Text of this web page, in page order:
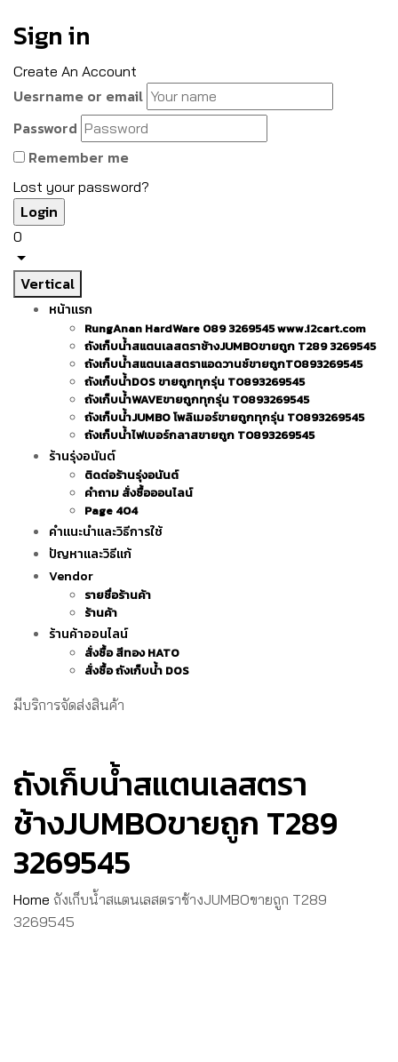
Sign in
Create An Account
Uesrname or email
Password
Remember me
Lost your password?
0
Vertical
หน้าแรก
RungAnan HardWare 089 3269545 www.i2cart.com
ถังเก็บน้ำสแตนเลสตราช้างJUMBOขายถูก T289 3269545
ถังเก็บน้ำสแตนเลสตราแอดวานซ์ขายถูกT0893269545
ถังเก็บน้ำDOS ขายถูกทุกรุ่น T0893269545
ถังเก็บน้ำWAVEขายถูกทุกรุ่น T0893269545
ถังเก็บน้ำJUMBO โพลิเมอร์ขายถูกทุกรุ่น T0893269545
ถังเก็บน้ำไฟเบอร์กลาสขายถูก T0893269545
ร้านรุ่งอนันต์
ติดต่อร้านรุ่งอนันต์
คำถาม สั่งซื้อออนไลน์
Page 404
คำแนะนำและวิธีการใช้
ปัญหาและวิธีแก้
Vendor
รายชื่อร้านค้า
ร้านค้า
ร้านค้าออนไลน์
สั่งซื้อ สีทอง HATO
สั่งซื้อ ถังเก็บน้ำ DOS
มีบริการจัดส่งสินค้า
ถังเก็บน้ำสแตนเลสตรา
ช้างJUMBOขายถูก T289
3269545
Home ถังเก็บน้ำสแตนเลสตราช้างJUMBOขายถูก T289
3269545